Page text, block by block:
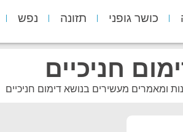
כושר גופני תזונה נפש
חניכיים
ומאמרים מעשירים בנושא דימום חניכיים